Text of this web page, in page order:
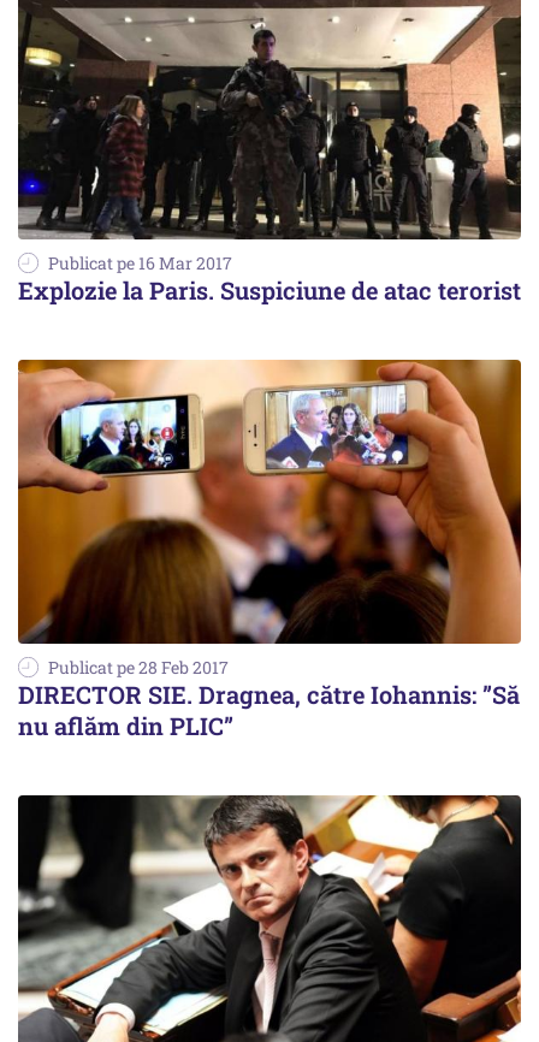
Publicat pe 16 Mar 2017
Explozie la Paris. Suspiciune de atac terorist
Publicat pe 28 Feb 2017
DIRECTOR SIE. Dragnea, către Iohannis: ”Să
nu aflăm din PLIC”